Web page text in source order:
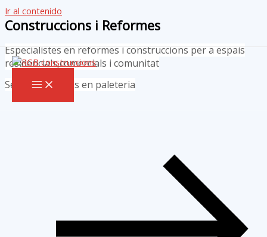
Ir al contenido
Construccions i Reformes
Especialistes en reformes i construccions per a espais
residencials,comercials i comunitat
Serveis integrals en paleteria